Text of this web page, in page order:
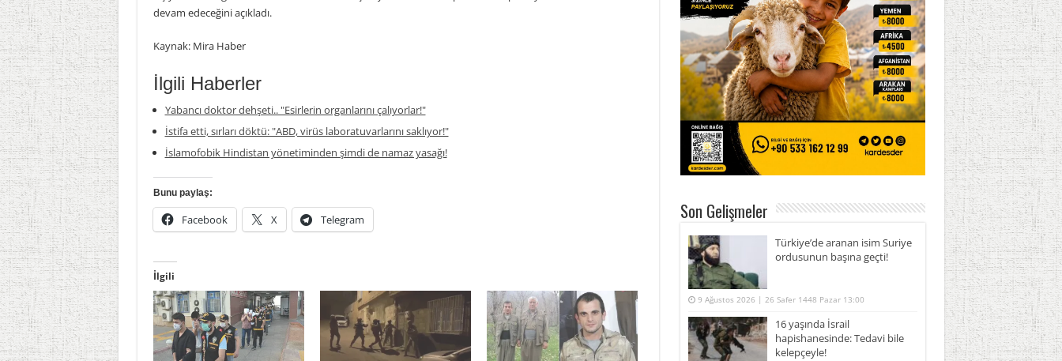
devam edeceğini açıkladı.
Kaynak: Mira Haber
İlgili Haberler
Yabancı doktor dehşeti.. "Esirlerin organlarını çalıyorlar!"
İstifa etti, sırları döktü: "ABD, virüs laboratuvarlarını saklıyor!"
İslamofobik Hindistan yönetiminden şimdi de namaz yasağı!
Bunu paylaş:
Facebook X Telegram
İlgili
Son Gelişmeler
Türkiye’de aranan isim Suriye
ordusunun başına geçti!
9 Ağustos 2026 | 26 Safer 1448 Pazar 13:00
16 yaşında İsrail
hapishanesinde: Tedavi bile
kelepçeyle!